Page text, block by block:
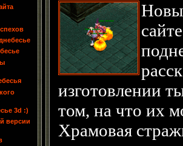
3d :)
версии
изготовлении
том, на что их
Храмовая